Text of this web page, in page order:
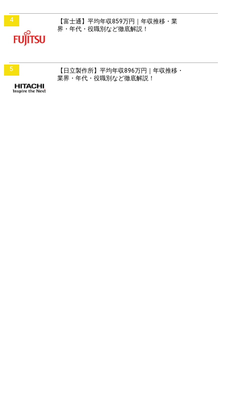
4
【富士通】平均年収859万円｜年収推移・業
界・年代・役職別など徹底解説！
5
【日立製作所】平均年収896万円｜年収推移・
業界・年代・役職別など徹底解説！